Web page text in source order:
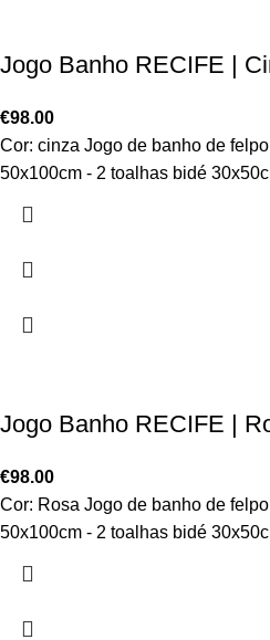
Jogo Banho RECIFE |
€98.00
Cor: cinza Jogo de banho de
50x100cm - 2 toalhas bidé
Jogo Banho RECIFE |
€98.00
Cor: Rosa Jogo de banho de
50x100cm - 2 toalhas bidé